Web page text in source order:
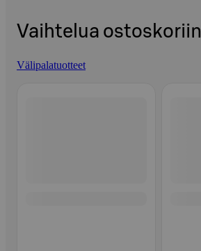
Vaihtelua ostoskoriin
Välipalatuotteet